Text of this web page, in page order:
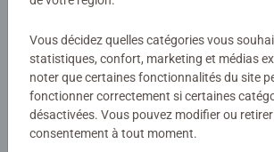
0/0
Rédiger une évaluation
Vous décidez quelles catégories vous
statistiques, confort, marketing et médias
noter que certaines fonctionnalités du site
fonctionner correctement si certaines
désactivées. Vous pouvez modifier ou
consentement à tout moment.